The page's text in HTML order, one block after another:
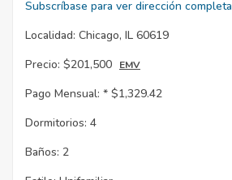
Subscríbase para ver dirección completa
Localidad: Chicago, IL 60619
Precio: $201,500 EMV
Pago Mensual: * $1,329.42
Dormitorios: 4
Baños: 2